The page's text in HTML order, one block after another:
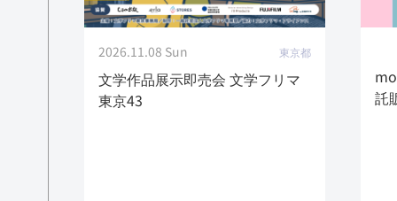
2026.11.08 Sun 東京都
文学作品展示即売会 文学フリマ
東京43
託